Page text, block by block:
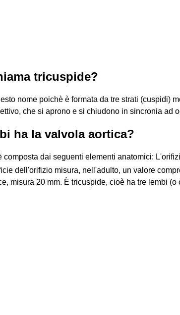
tricuspide?
nome poichè è formata da tre strati (cuspidi)
che si aprono e si chiudono in sincronia ad
ha la valvola aortica?
composta dai seguenti elementi anatomici:
dell'orifizio misura, nell'adulto, un valore
misura 20 mm. È tricuspide, cioè ha tre lembi (o